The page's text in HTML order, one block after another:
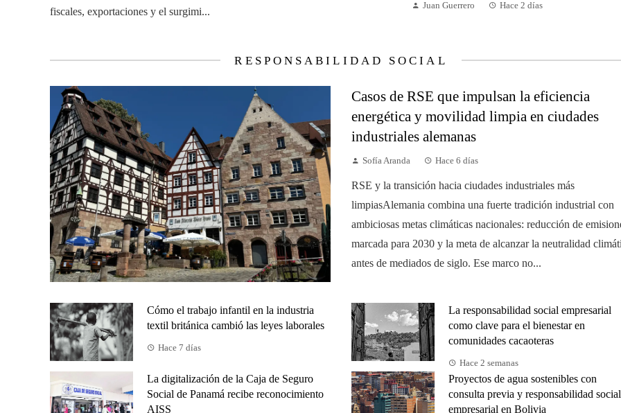
fiscales, exportaciones y el surgimi...
Juan Guerrero Hace 2 días
RESPONSABILIDAD SOCIAL
Casos de RSE que impulsan la eficiencia
energética y movilidad limpia en ciudades
industriales alemanas
Sofía Aranda Hace 6 días
RSE y la transición hacia ciudades industriales más
limpiasAlemania combina una fuerte tradición industrial con
ambiciosas metas climáticas nacionales: reducción de
marcada para 2030 y la meta de alcanzar la neutralidad
antes de mediados de siglo. Ese marco no...
Cómo el trabajo infantil en la industria
textil británica cambió las leyes laborales
Hace 7 días
La responsabilidad social empresarial
como clave para el bienestar en
comunidades cacaoteras
Hace 2 semanas
La digitalización de la Caja de Seguro
Social de Panamá recibe reconocimiento
AISS
Proyectos de agua sostenibles con
consulta previa y responsabilidad social
empresarial en Bolivia